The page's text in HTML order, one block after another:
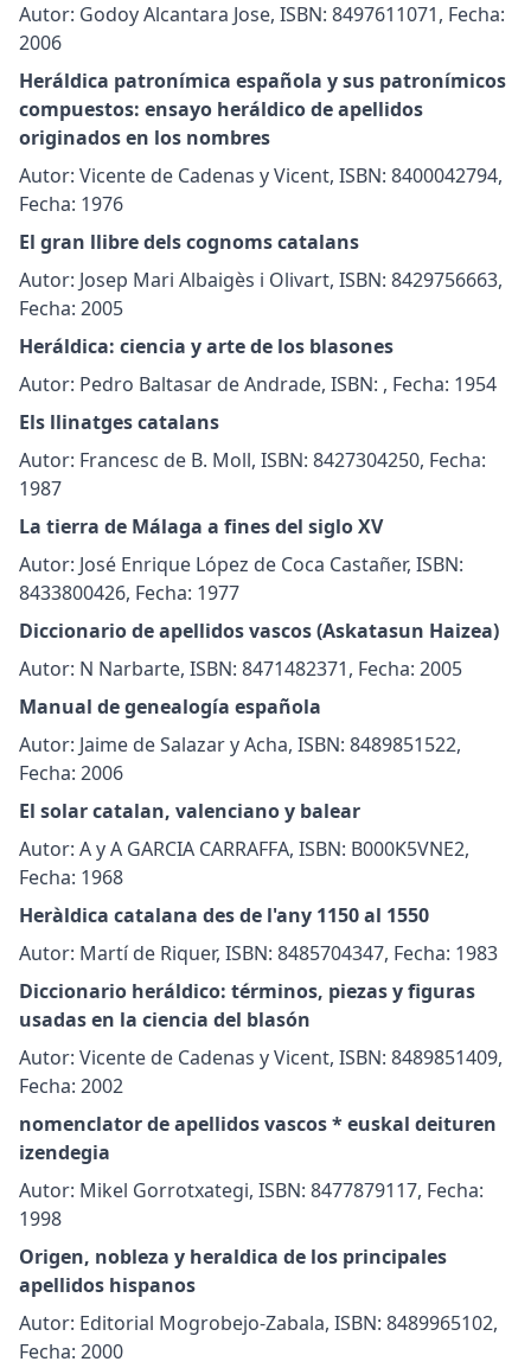
Autor: Godoy Alcantara Jose, ISBN: 8497611071, Fecha:
2006
Heráldica patronímica española y sus patronímicos
compuestos: ensayo heráldico de apellidos
originados en los nombres
Autor: Vicente de Cadenas y Vicent, ISBN: 8400042794,
Fecha: 1976
El gran llibre dels cognoms catalans
Autor: Josep Mari Albaigès i Olivart, ISBN: 8429756663,
Fecha: 2005
Heráldica: ciencia y arte de los blasones
Autor: Pedro Baltasar de Andrade, ISBN: , Fecha: 1954
Els llinatges catalans
Autor: Francesc de B. Moll, ISBN: 8427304250, Fecha:
1987
La tierra de Málaga a fines del siglo XV
Autor: José Enrique López de Coca Castañer, ISBN:
8433800426, Fecha: 1977
Diccionario de apellidos vascos (Askatasun Haizea)
Autor: N Narbarte, ISBN: 8471482371, Fecha: 2005
Manual de genealogía española
Autor: Jaime de Salazar y Acha, ISBN: 8489851522,
Fecha: 2006
El solar catalan, valenciano y balear
Autor: A y A GARCIA CARRAFFA, ISBN: B000K5VNE2,
Fecha: 1968
Heràldica catalana des de l'any 1150 al 1550
Autor: Martí de Riquer, ISBN: 8485704347, Fecha: 1983
Diccionario heráldico: términos, piezas y figuras
usadas en la ciencia del blasón
Autor: Vicente de Cadenas y Vicent, ISBN: 8489851409,
Fecha: 2002
nomenclator de apellidos vascos * euskal deituren
izendegia
Autor: Mikel Gorrotxategi, ISBN: 8477879117, Fecha:
1998
Origen, nobleza y heraldica de los principales
apellidos hispanos
Autor: Editorial Mogrobejo-Zabala, ISBN: 8489965102,
Fecha: 2000